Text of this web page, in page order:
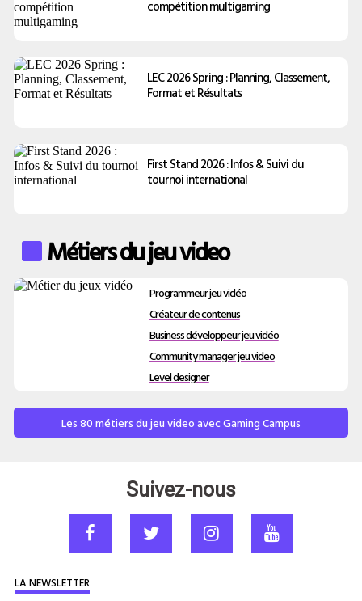
compétition multigaming
LEC 2026 Spring : Planning, Classement,
Format et Résultats
First Stand 2026 : Infos & Suivi du
tournoi international
Métiers du jeu video
Programmeur jeu vidéo
Créateur de contenus
Business développeur jeu vidéo
Community manager jeu video
Level designer
Les 80 métiers du jeu video avec Gaming Campus
Suivez-nous
LA NEWSLETTER